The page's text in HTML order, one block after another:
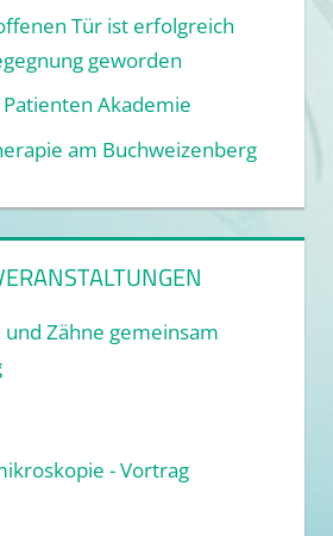
Tür ist erfolgreich
geworden
Akademie
am Buchweizenberg
und Zähne gemeinsam
- Vortrag